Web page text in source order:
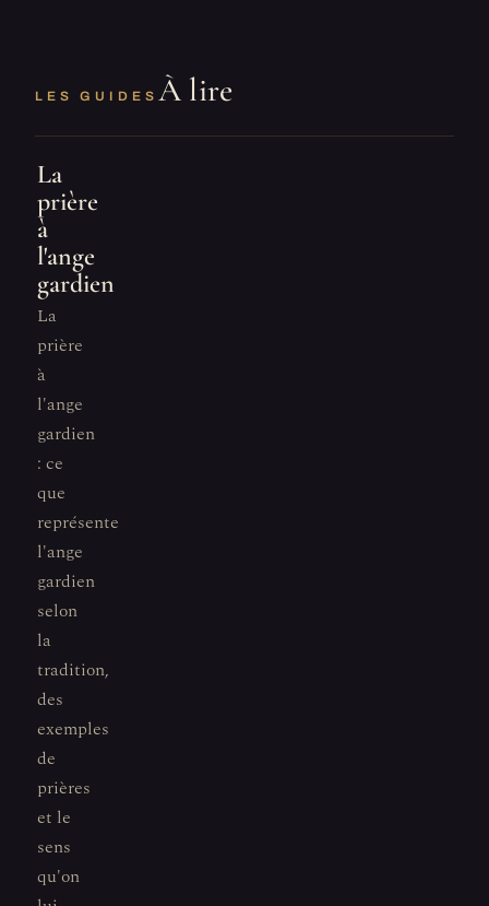
LES GUIDES À lire
La
prière
à
l'ange
gardien
La
prière
à
l'ange
gardien
: ce
que
représente
l'ange
gardien
selon
la
tradition,
des
exemples
de
prières
et le
sens
qu'on